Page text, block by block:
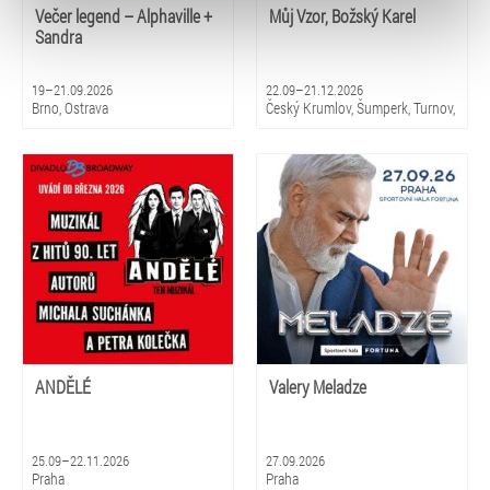
zpracování upravíte zaškrtnutím příslušné varianty. Svoji
Večer legend – Alphaville +
Sandra
19–21.09.2026
Brno, Ostrava
Můj Vzor, Božský Karel
22.09–21.12.2026
Český Krumlov, Šumperk, Turnov,
Varnsdorf, Ústí nad Labem,
Přerov
ANDĚLÉ
25.09–22.11.2026
Praha
Valery Meladze
27.09.2026
Praha